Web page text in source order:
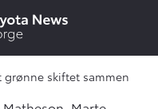
grønne skiftet sammen